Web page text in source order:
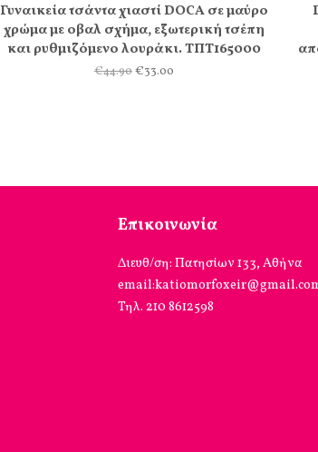
Γυναικεία τσάντα χιαστί DOCA σε μαύρο
χρώμα με οβαλ σχήμα, εξωτερική τσέπη
και ρυθμιζόμενο λουράκι. ΤΠΤ165000
€44.90€33.00
Επικοινωνία
Διευθ/ση: Πατησίων 133, Αθήνα
Τηλ. 210 8612598